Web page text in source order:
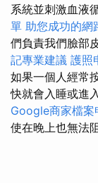
系統並刺激血液
單 助您成功的網
們負責我們臉部
記專業建議 護照
如果一個人經常
快就會入睡或進
Google商家檔案
使在晚上也無法